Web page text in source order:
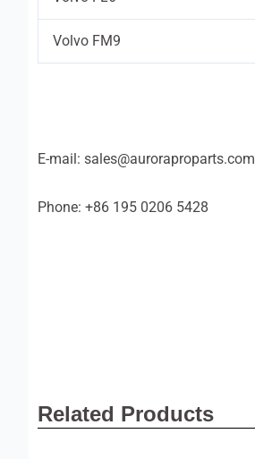
Volvo FM9
E-mail: sales@auroraproparts.com
Phone: +86 195 0206 5428
Related Products